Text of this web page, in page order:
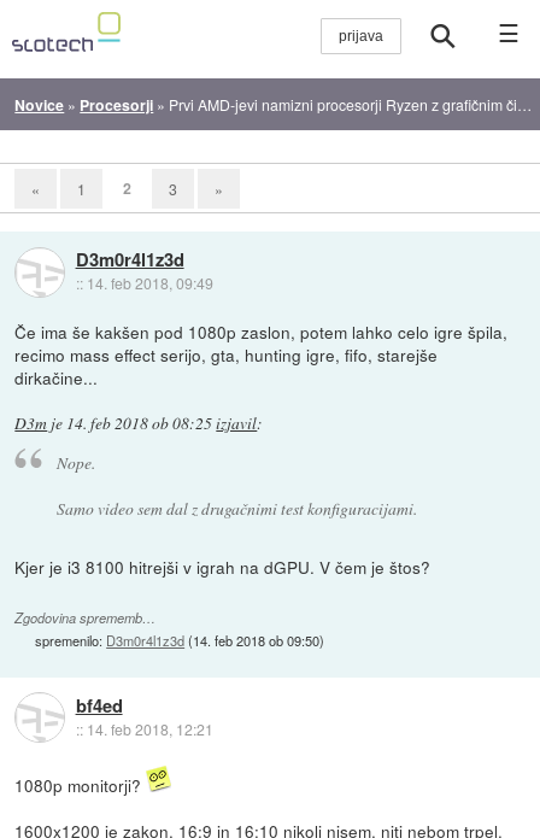
☰
Novice » Procesorji » Prvi AMD-jevi namizni procesorji Ryzen z grafičnim čipom
« 1 2 3 »
D3m0r4l1z3d
:: 14. feb 2018, 09:49
Če ima še kakšen pod 1080p zaslon, potem lahko celo igre špila,
recimo mass effect serijo, gta, hunting igre, fifo, starejše
dirkačine...
D3m je 14. feb 2018 ob 08:25izjavil:
Nope.
Samo video sem dal z drugačnimi test konfiguracijami.
Kjer je i3 8100 hitrejši v igrah na dGPU. V čem je štos?
Zgodovina sprememb…
spremenilo: D3m0r4l1z3d(14. feb 2018 ob 09:50)
bf4ed
:: 14. feb 2018, 12:21
1080p monitorji?
1600x1200 je zakon, 16:9 in 16:10 nikoli nisem, niti nebom trpel.